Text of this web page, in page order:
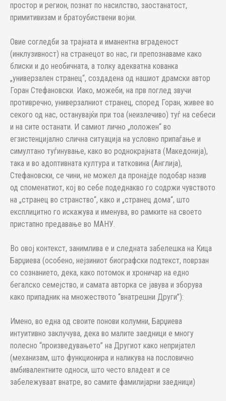
простор и регион, познат по насилство, заостанатост,
примитивизам и братоубиствени војни.
Овие согледби за трајната и иманентна вграденост
(инклузивност) на странецот во нас, ги препознаваме како
блиски и до необичната, а толку адекватна кованка
„универзален странец“, создадена од нашиот драмски автор
Горан Стефановски. Иако, можеби, на прв поглед звучи
противречно, универзалниот странец, според Горан, живее во
секого од нас, останувајќи при тоа (неизлечиво) туѓ на себеси
и на сите останати. И самиот лично „положен“ во
егзистенцијално слична ситуација на условно припаѓање и
симултано туѓинување, како во роднокрајната (Македонија),
така и во адоптивната култура и татковина (Англија),
Стефановски, се чини, не можел да пронајде подобар назив
од споменатиот, кој во себе подеднакво го содржи чувството
на „странец во странство“, како и „странец дома“, што
експлицитно го искажува и именува, во рамките на своето
пристапно предавање во МАНУ.
Во овој контекст, занимлива е и следната забелешка на Кица
Барџиева (особено, нејзиниот биографски подтекст, поврзан
со сознанието, дека, како потомок и хроничар на едно
бегалско семејство, и самата авторка се јавува и зборува
како припадник на множеството “внатрешни Други”):
Имено, во една од своите понови колумни, Барџиева
интуитивно заклучува, дека во малите заедници е многу
полесно “произведувањето” на Другиот како непријател
(механизам, што функционира и наликува на пословично
амбивалентните односи, што често владеат и се
забележуваат внатре, во самите фамилијарни заедници)